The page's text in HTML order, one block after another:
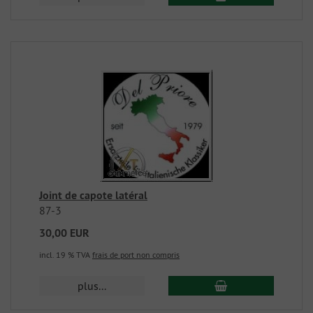
Joint de capote latéral
87-3
30,00 EUR
incl. 19 % TVA frais de port non compris
plus...